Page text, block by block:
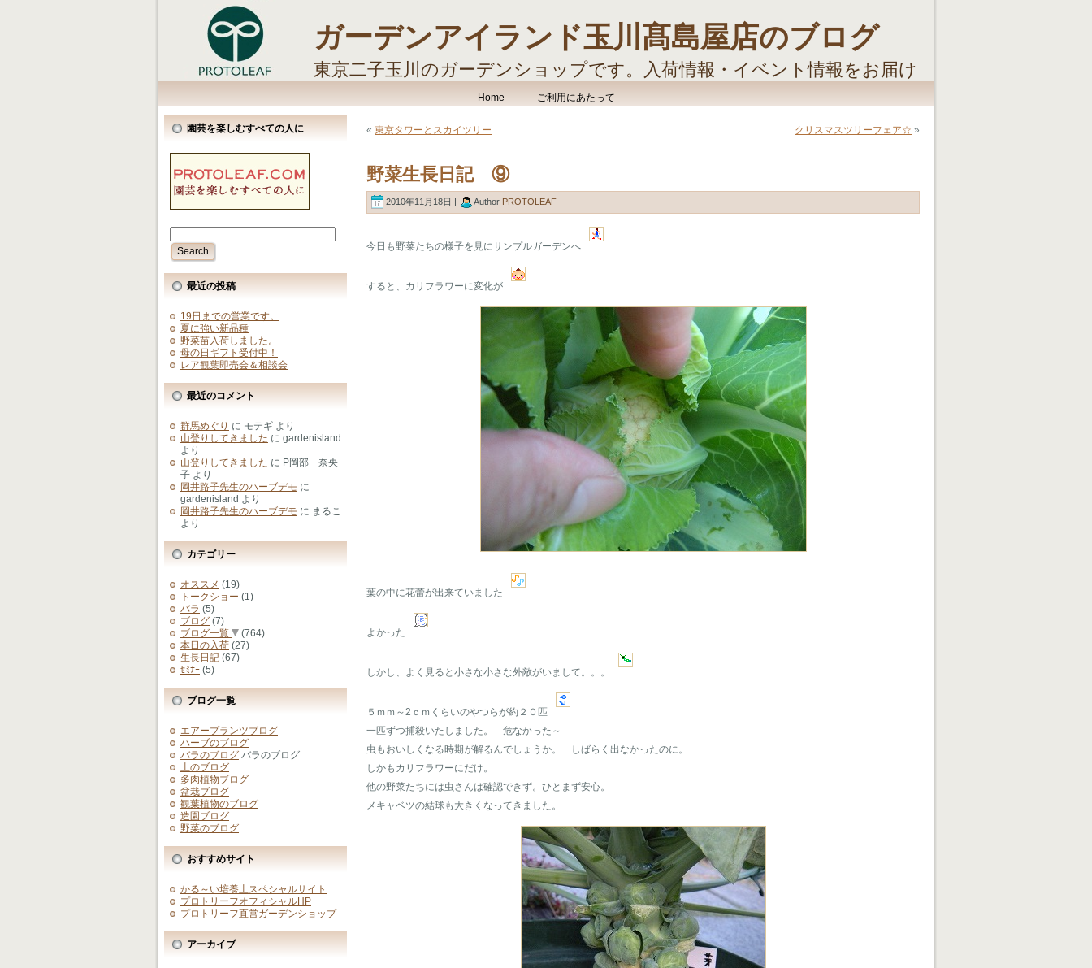
ガーデンアイランド玉川髙島屋店のブログ
東京二子玉川のガーデンショップです。入荷情報・イベント情報をお届け
Home ご利用にあたって
園芸を楽しむすべての人に
最近の投稿
19日までの営業です。
夏に強い新品種
野菜苗入荷しました。
母の日ギフト受付中！
レア観葉即売会＆相談会
最近のコメント
群馬めぐり に モテギ より
山登りしてきました に gardenisland
より
山登りしてきました に P岡部 奈央
子 より
岡井路子先生のハーブデモ に
gardenisland より
岡井路子先生のハーブデモ に まるこ
より
カテゴリー
オススメ (19)
トークショー (1)
バラ (5)
ブログ (7)
ブログ一覧
(764)
本日の入荷 (27)
生長日記 (67)
ｾﾐﾅｰ (5)
ブログ一覧
エアープランツブログ
ハーブのブログ
バラのブログ バラのブログ
土のブログ
多肉植物ブログ
盆栽ブログ
観葉植物のブログ
造園ブログ
野菜のブログ
おすすめサイト
かる～い培養土スペシャルサイト
プロトリーフオフィシャルHP
プロトリーフ直営ガーデンショップ
アーカイブ
« 東京タワーとスカイツリー クリスマスツリーフェア☆ »
野菜生長日記 ⑨
2010年11月18日 | Author PROTOLEAF
今日も野菜たちの様子を見にサンプルガーデンへ
すると、カリフラワーに変化が
葉の中に花蕾が出来ていました
よかった
しかし、よく見ると小さな小さな外敵がいまして。。。
５ｍｍ～2ｃｍくらいのやつらが約２０匹
一匹ずつ捕殺いたしました。 危なかった～
虫もおいしくなる時期が解るんでしょうか。 しばらく出なかったのに。
しかもカリフラワーにだけ。
他の野菜たちには虫さんは確認できず。ひとまず安心。
メキャベツの結球も大きくなってきました。